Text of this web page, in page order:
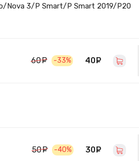
Nova 3/P Smart/P Smart 2019/P20
60 руб.
-33% 40 руб.
50 руб.
-40% 30 руб.